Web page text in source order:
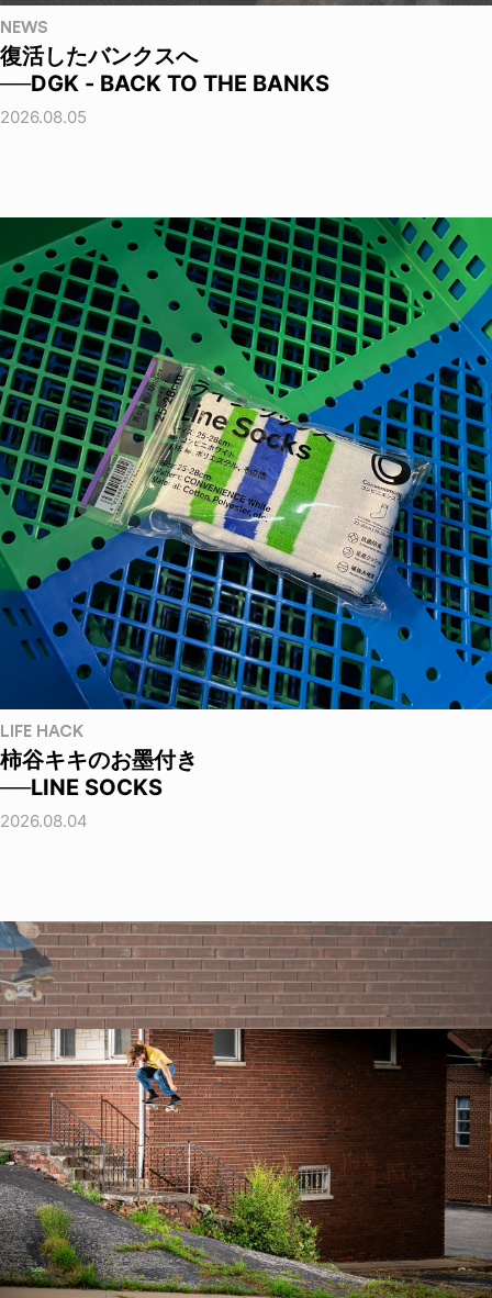
NEWS
復活したバンクスへ
──DGK - BACK TO THE BANKS
2026.08.05
LIFE HACK
柿谷キキのお墨付き
──LINE SOCKS
2026.08.04